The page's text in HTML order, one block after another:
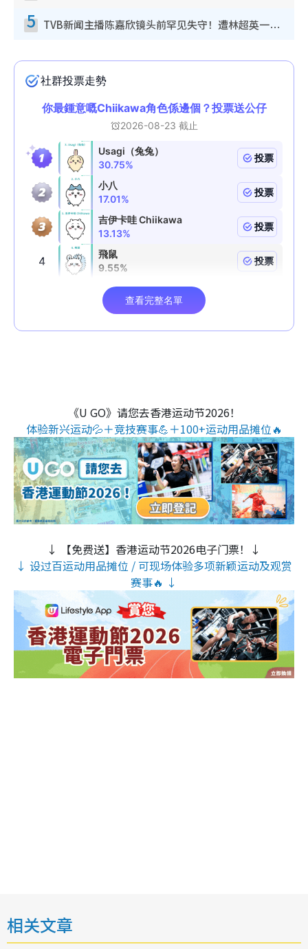
5 TVB新闻主播陈嘉欣镜头前罕见失守！遭林超英一句话突袭吓坏当场大笑
《U GO》请您去香港运动节2026！
体验新兴运动💦＋竞技赛事💪＋100+运动用品摊位🔥
↓ 【免费送】香港运动节2026电子门票！↓
↓ 设过百运动用品摊位 / 可现场体验多项新颖运动及观赏
赛事🔥 ↓
相关文章